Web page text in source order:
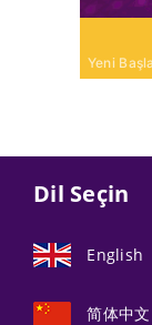
Yeni
Dil Seçin
English
简体中文